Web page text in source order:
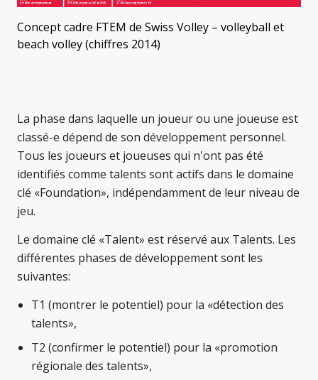
Concept cadre FTEM de Swiss Volley – volleyball et
beach volley (chiffres 2014)
La phase dans laquelle un joueur ou une joueuse est
classé-e dépend de son développement personnel.
Tous les joueurs et joueuses qui n'ont pas été
identifiés comme talents sont actifs dans le domaine
clé «Foundation», indépendamment de leur niveau de
jeu.
Le domaine clé «Talent» est réservé aux Talents. Les
différentes phases de développement sont les
suivantes:
T1 (montrer le potentiel) pour la «détection des
talents»,
T2 (confirmer le potentiel) pour la «promotion
régionale des talents»,